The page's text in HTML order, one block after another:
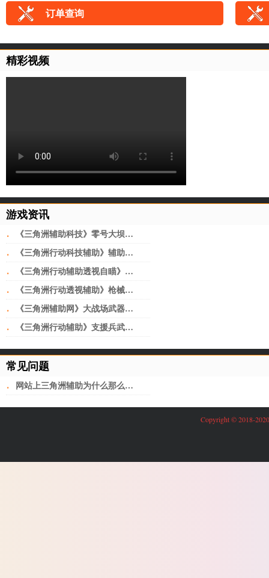
订单查询
精彩视频
游戏资讯
· 《三角洲辅助科技》零号大坝地图高清图片一览
· 《三角洲行动科技辅助》辅助瞄准开启方法
· 《三角洲行动辅助透视自瞄》开荒武器选择推荐
· 《三角洲行动透视辅助》枪械强度排行榜一览
· 《三角洲辅助网》大战场武器推荐最新
· 《三角洲行动辅助》支援兵武器推荐
常见问题
· 网站上三角洲辅助为什么那么少？
Copyright © 2018-